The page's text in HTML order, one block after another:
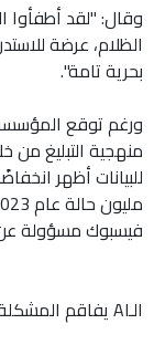
وقال: "لقد أطفأوا
الظلام، عرضة
بحرية تامة".
ورغم توقع المؤسسة
منهجية التبليغ من
فيسبوك مسؤولة
الـAI يفاقم المشكلة